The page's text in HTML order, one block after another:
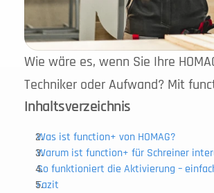
Wie wäre es, wenn Sie Ihre
Techniker oder Aufwand? Mit
Inhaltsverzeichnis
Was ist function+ von HOMAG?
Warum ist function+ für Schreiner
So funktioniert die Aktivierung –
Fazit